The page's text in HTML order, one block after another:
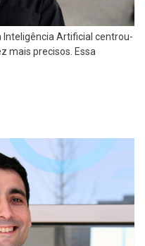
Inteligência Artificial centrou-
mais precisos. Essa